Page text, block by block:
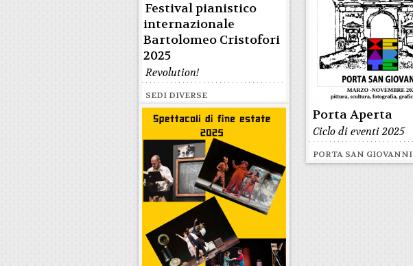
Festival pianistico
internazionale
Bartolomeo Cristofori
2025
Revolution!
SEDI DIVERSE
Porta Aperta
Ciclo di eventi 2025
PORTA SAN GIOVANNI